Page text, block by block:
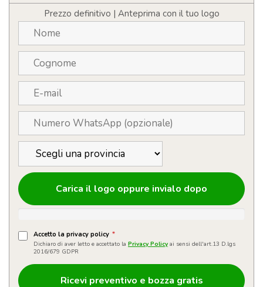
confezione
quantitàPrezzo definitivo | Anteprima con il tuo logo
Carica il logo oppure invialo dopo
Accetto la privacy policy *
Dichiaro di aver letto e accettato la Privacy Policy ai sensi dell'art.13 D.lgs
2016/679 GDPR